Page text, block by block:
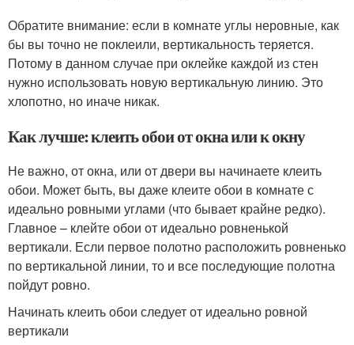
Обратите внимание: если в комнате углы неровные, как
бы вы точно не поклеили, вертикальность теряется.
Потому в данном случае при оклейке каждой из стен
нужно использовать новую вертикальную линию. Это
хлопотно, но иначе никак.
Как лучше: клеить обои от окна или к окну
Не важно, от окна, или от двери вы начинаете клеить
обои. Может быть, вы даже клеите обои в комнате с
идеально ровными углами (что бывает крайне редко).
Главное – клейте обои от идеально ровненькой
вертикали. Если первое полотно расположить ровненько
по вертикальной линии, то и все последующие полотна
пойдут ровно.
Начинать клеить обои следует от идеально ровной
вертикали